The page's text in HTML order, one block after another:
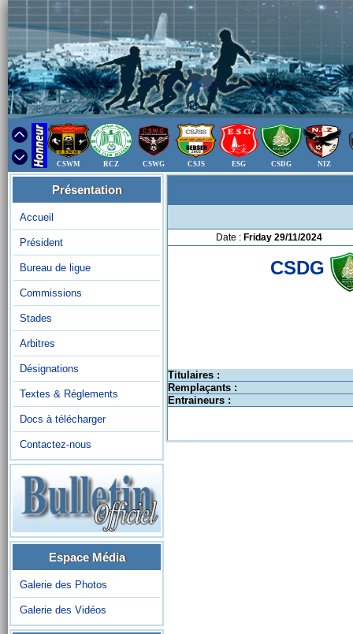
CSWM RCZ CSWG CSJS ESG CSDG NIZ
Présentation
Accueil
Président
Bureau de ligue
Commissions
Stades
Arbitres
Désignations
Textes & Réglements
Docs à télécharger
Contactez-nous
Espace Média
Galerie des Photos
Galerie des Vidéos
Date : Friday 29/11/2024
CSDG
Titulaires :
Remplaçants :
Entraineurs :